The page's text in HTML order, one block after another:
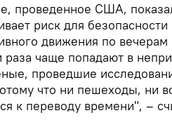
проведенное США,
риск для
движения по
раза чаще попадают в
проведшие
что ни пешеходы, ни
к переводу времени", –